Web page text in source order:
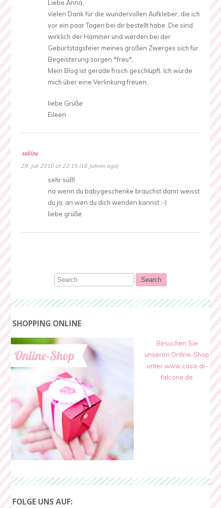
Liebe Anna,
vielen Dank für die wundervollen Aufkleber, die ich
vor ein paar Tagen bei dir bestellt habe. Die sind
wirklich der Hammer und werden bei der
Geburtstagsfeier meines großen Zwerges sich für
Begeisterung sorgen *freu*.
Mein Blog ist gerade frisch geschlüpft. Ich würde
mich über eine Verlinkung freuen.
liebe Grüße
Eileen
sabine
29. Juli 2010 at 22:15 (16 Jahren ago)
sehr süß!
na wenn du babygeschenke brauchst dann weisst
du ja, an wen du dich wenden kannst ;-)
liebe grüße
SHOPPING ONLINE
Besuchen Sie
unseren Online-Shop
unter www.casa-di-
falcone.de
FOLGE UNS AUF: